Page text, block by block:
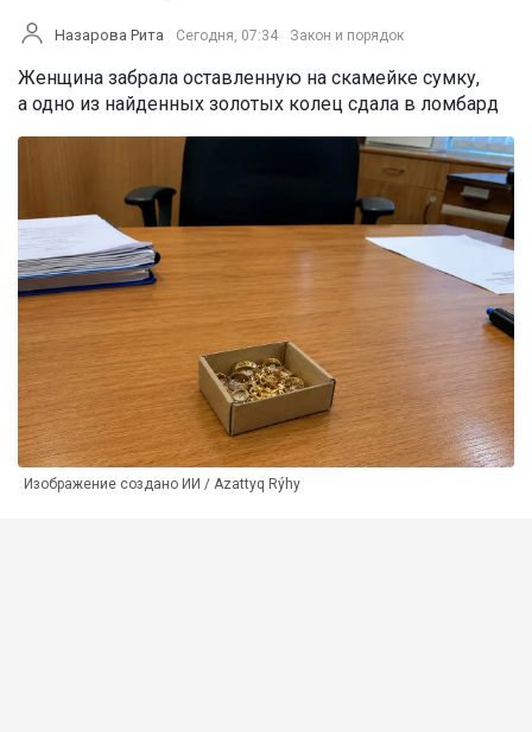
Назарова Рита Сегодня, 07:34 Закон и порядок
Женщина забрала оставленную на скамейке сумку,
а одно из найденных золотых колец сдала в ломбард
Изображение создано ИИ / Azattyq Rýhy